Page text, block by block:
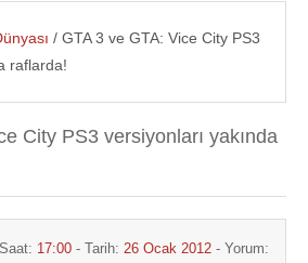
/ GTA 3 ve GTA: Vice City PS3
raflarda!
City PS3 versiyonları yakında
17:00 - Tarih: 26 Ocak 2012 - Yorum: